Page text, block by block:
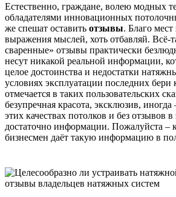
Естественно, граждане, волею модных
обладателями инновационных
же спешат оставить отзывы. Благо
выражения мыслей, хоть отбавляй. Всё-
сваренные» отзывы практически
несут никакой реальной информации,
целое достоинства и недостатки
условиях эксплуатации последних бери
отмечается в таких пользовательских
безупречная красота, эксклюзив,
этих качествах потолков и без отзывов
достаточно информации. Пожалуйста
бизнесмен даёт такую информацию в